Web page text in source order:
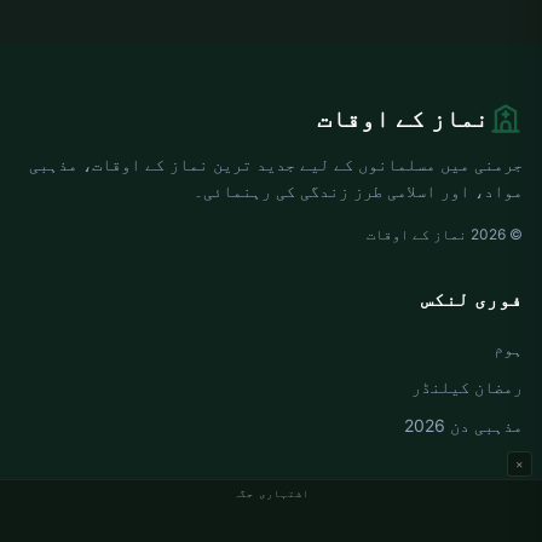
اشتہاری جگہ
×
نماز کے اوقات
جرمنی میں مسلمانوں کے لیے جدید ترین نماز کے اوقات، مذہبی
مواد، اور اسلامی طرز زندگی کی رہنمائی۔
© 2026 نماز کے اوقات
فوری لنکس
ہوم
رمضان کیلنڈر
مذہبی دن 2026